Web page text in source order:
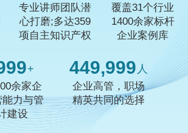
专业讲师团队潜
心打磨;多达359
项自主知识产权
覆盖31个行业
1400余家标杆
企业案例库
+
余家企
力与管
建设
450,000 人
企业高管，职场
精英共同的选择